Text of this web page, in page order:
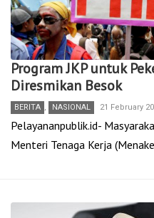
Program JKP untuk
Diresmikan Besok
BERITA , NASIONAL 21 February
Pelayananpublik.id-
Menteri Tenaga Kerja